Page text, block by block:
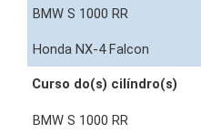
Curso do(s) cilíndro(s)